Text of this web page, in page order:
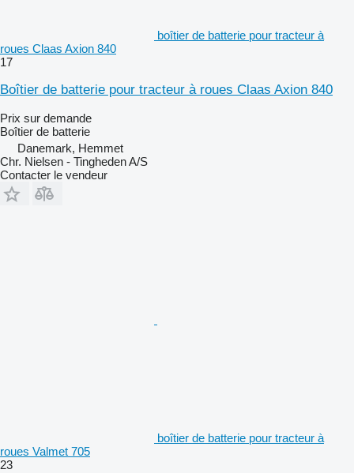
boîtier de batterie pour tracteur à
roues Claas Axion 840
17
Boîtier de batterie pour tracteur à roues Claas Axion 840
Prix sur demande
Boîtier de batterie
Danemark, Hemmet
Chr. Nielsen - Tingheden A/S
Contacter le vendeur
boîtier de batterie pour tracteur à
roues Valmet 705
23